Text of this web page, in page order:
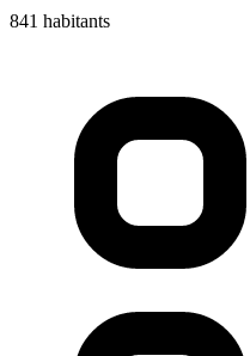
841 habitants